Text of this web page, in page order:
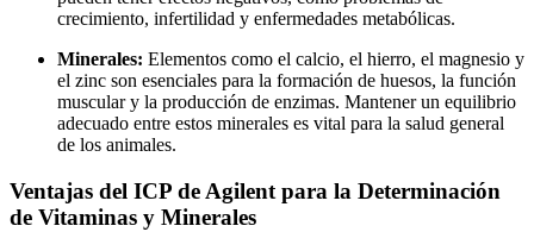
crecimiento, infertilidad y enfermedades metabólicas.
Minerales: Elementos como el calcio, el hierro, el magnesio y
el zinc son esenciales para la formación de huesos, la función
muscular y la producción de enzimas. Mantener un equilibrio
adecuado entre estos minerales es vital para la salud general
de los animales.
Ventajas del ICP de Agilent para la Determinación
de Vitaminas y Minerales